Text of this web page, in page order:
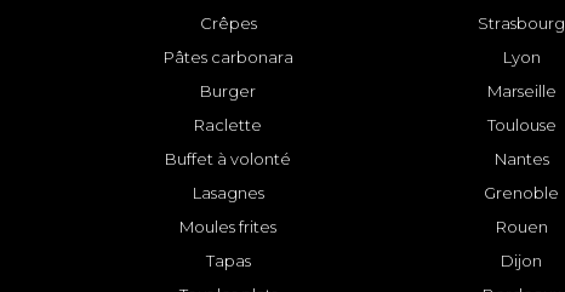
Crêpes
Pâtes carbonara
Burger
Raclette
Buffet à volonté
Lasagnes
Moules frites
Tapas
Strasbourg
Lyon
Marseille
Toulouse
Nantes
Grenoble
Rouen
Dijon